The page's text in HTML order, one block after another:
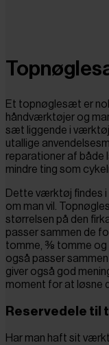
Et topnøglesæt er
håndværktøjer og
sæt liggende i
utallige
reparationer af både
mindre ting som
Dette værktøj findes
om man vil.
størrelsen på den
passer sammen de
tomme, ⅜ tomme
også passer
giver også god
moment for at løsne
Reservedele
Har man haft sit